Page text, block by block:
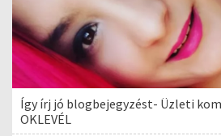
Így írj jó blogbejegyzést- Üzleti
OKLEVÉL